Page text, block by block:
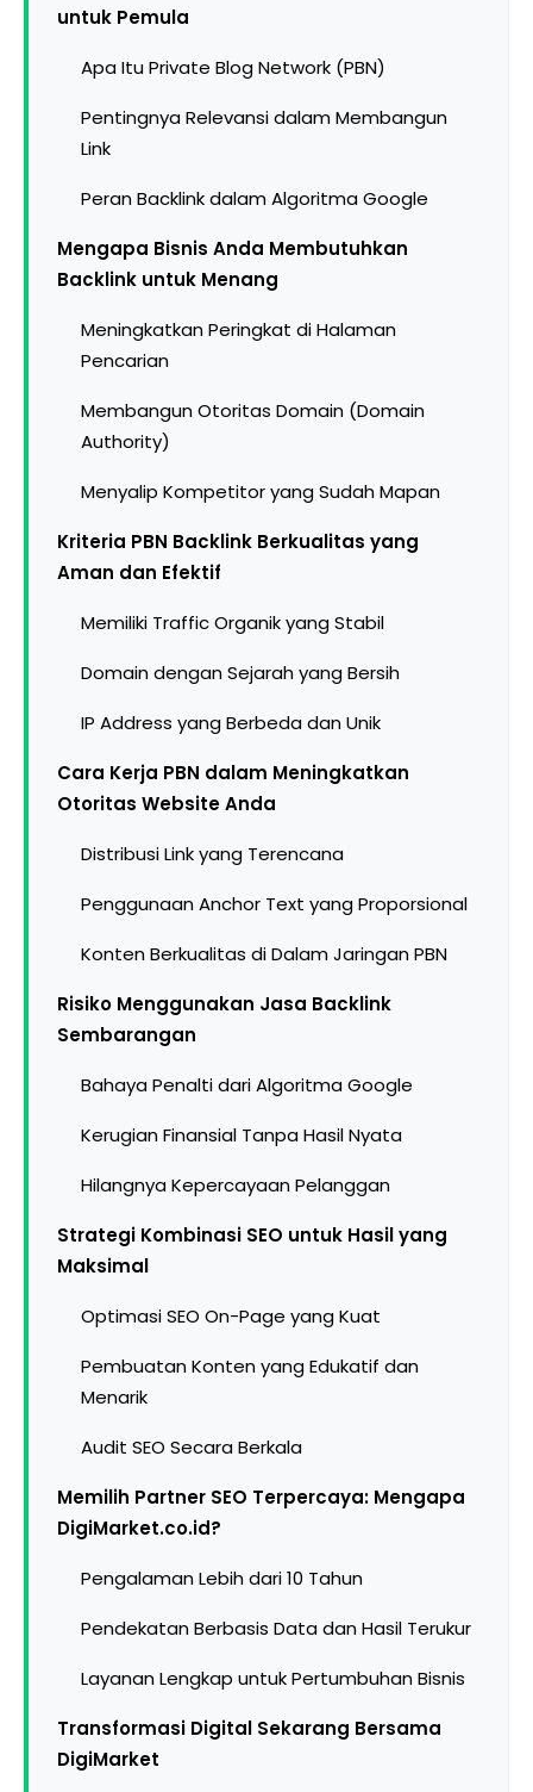
untuk Pemula
Apa Itu Private Blog Network (PBN)
Pentingnya Relevansi dalam Membangun
Link
Peran Backlink dalam Algoritma Google
Mengapa Bisnis Anda Membutuhkan
Backlink untuk Menang
Meningkatkan Peringkat di Halaman
Pencarian
Membangun Otoritas Domain (Domain
Authority)
Menyalip Kompetitor yang Sudah Mapan
Kriteria PBN Backlink Berkualitas yang
Aman dan Efektif
Memiliki Traffic Organik yang Stabil
Domain dengan Sejarah yang Bersih
IP Address yang Berbeda dan Unik
Cara Kerja PBN dalam Meningkatkan
Otoritas Website Anda
Distribusi Link yang Terencana
Penggunaan Anchor Text yang Proporsional
Konten Berkualitas di Dalam Jaringan PBN
Risiko Menggunakan Jasa Backlink
Sembarangan
Bahaya Penalti dari Algoritma Google
Kerugian Finansial Tanpa Hasil Nyata
Hilangnya Kepercayaan Pelanggan
Strategi Kombinasi SEO untuk Hasil yang
Maksimal
Optimasi SEO On-Page yang Kuat
Pembuatan Konten yang Edukatif dan
Menarik
Audit SEO Secara Berkala
Memilih Partner SEO Terpercaya: Mengapa
DigiMarket.co.id?
Pengalaman Lebih dari 10 Tahun
Pendekatan Berbasis Data dan Hasil Terukur
Layanan Lengkap untuk Pertumbuhan Bisnis
Transformasi Digital Sekarang Bersama
DigiMarket